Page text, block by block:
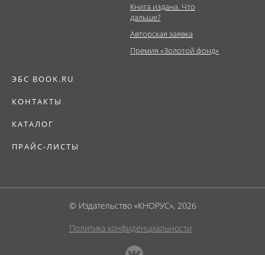
Книга издана. Что
дальше?
Авторская заявка
Премия «Золотой фонд»
ЭБС BOOK.RU
КОНТАКТЫ
КАТАЛОГ
ПРАЙС-ЛИСТЫ
© Издательство «КНОРУС», 2026
Политика конфиденциальности